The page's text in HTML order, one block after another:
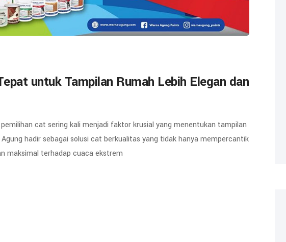
untuk Tampilan Rumah Lebih Elegan dan
cat sering kali menjadi faktor krusial yang menentukan tampilan
hadir sebagai solusi cat berkualitas yang tidak hanya mempercantik
maksimal terhadap cuaca ekstrem